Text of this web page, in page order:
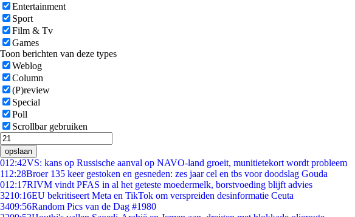
Entertainment
Sport
Film & Tv
Games
Toon berichten van deze types
Weblog
Column
(P)review
Special
Poll
Scrollbar gebruiken
opslaan
012:42VS: kans op Russische aanval op NAVO-land groeit, munitietekort wordt probleem
112:28Broer 135 keer gestoken en gesneden: zes jaar cel en tbs voor doodslag Gouda
012:17RIVM vindt PFAS in al het geteste moedermelk, borstvoeding blijft advies
3210:16EU bekritiseert Meta en TikTok om verspreiden desinformatie Ceuta
3409:56Random Pics van de Dag #1980